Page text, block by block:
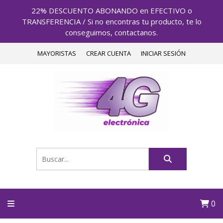
22% DESCUENTO ABONANDO en EFECTIVO o
TRANSFERENCIA / Si no encontras tu producto, te lo
conseguimos, contactanos.
MAYORISTAS CREAR CUENTA INICIAR SESIÓN
0